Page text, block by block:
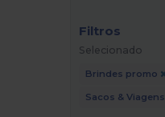
Filtros
Selecionado
Brindes promo
Sacos & Viagens